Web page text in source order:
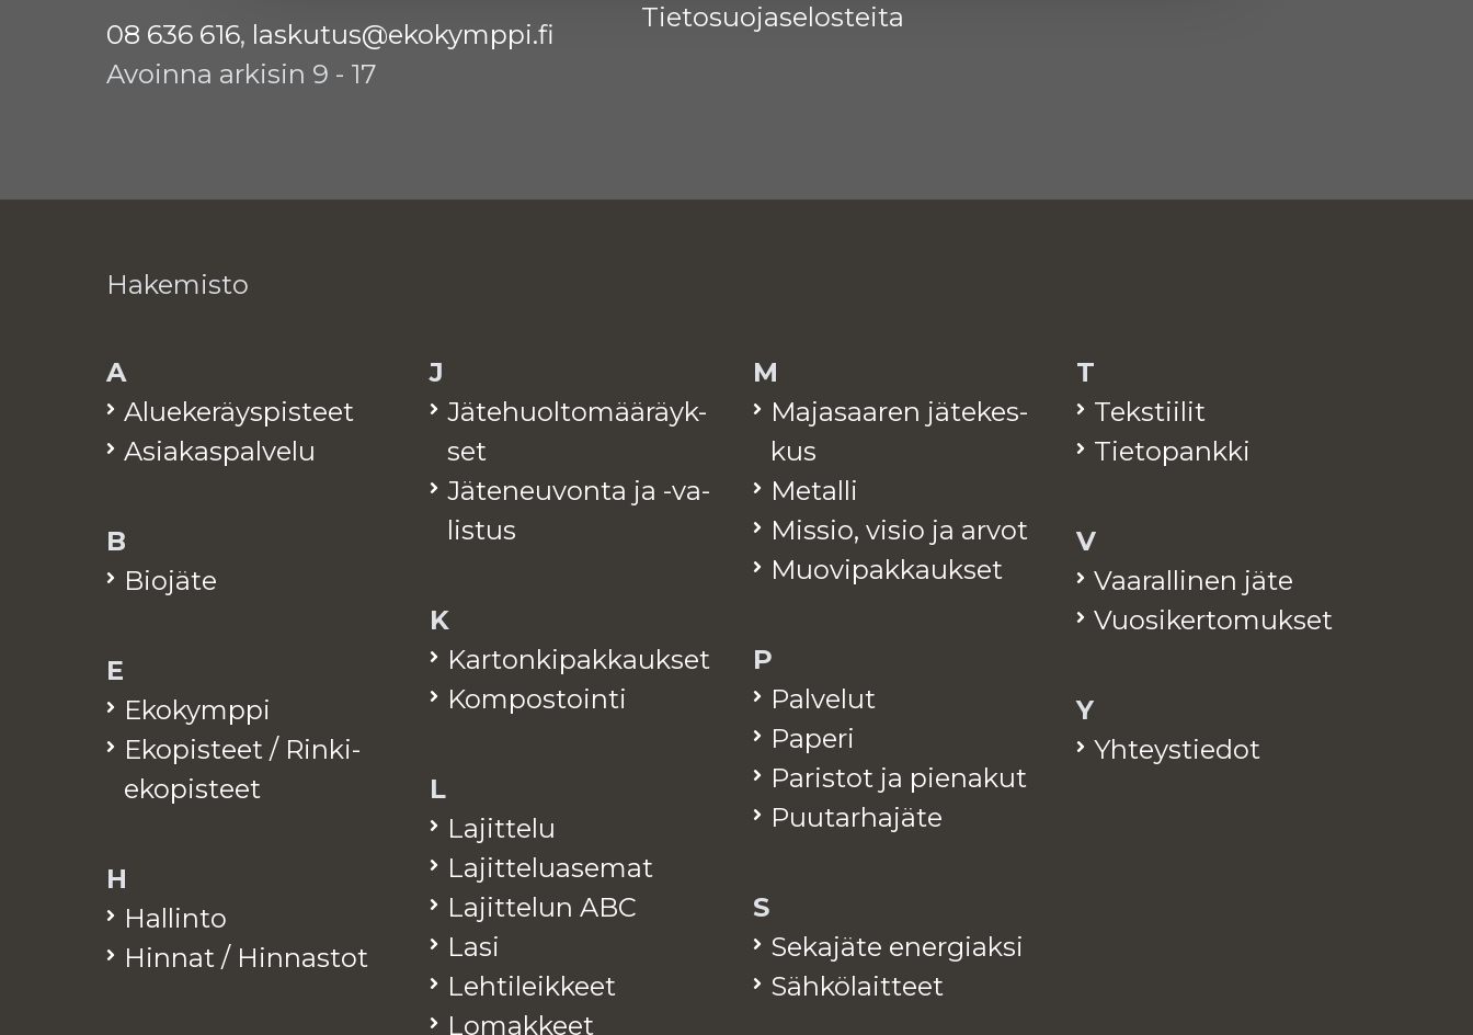
08 636 616, laskutus@ekokymppi.fi
Avoinna arkisin 9 - 17
Tietosuojaselosteita
Hakemisto
A
Alue­ke­räys­pis­teet
Asia­kas­pal­ve­lu
B
Bio­jä­te
E
Eko­kymp­pi
Eko­pis­teet / Rinki-
eko­pis­teet
H
Hal­lin­to
Hin­nat / Hin­nas­tot
J
Jä­te­huol­to­mää­räyk­
set
Jä­te­neu­von­ta ja -va­
lis­tus
K
Kar­ton­ki­pak­kauk­set
Kom­pos­toin­ti
L
La­jit­te­lu
La­jit­te­lua­se­mat
La­jit­te­lun ABC
Lasi
Leh­ti­leik­keet
Lo­mak­keet
M
Ma­ja­saa­ren jä­te­kes­
kus
Me­tal­li
Mis­sio, visio ja arvot
Muo­vi­pak­kauk­set
P
Pal­ve­lut
Pa­pe­ri
Pa­ris­tot ja pie­na­kut
Puu­tar­ha­jä­te
S
Se­ka­jä­te ener­giak­si
Säh­kö­lait­teet
T
Teks­tii­lit
Tie­to­pank­ki
V
Vaa­ral­li­nen jäte
Vuo­si­ker­to­muk­set
Y
Yh­teys­tie­dot